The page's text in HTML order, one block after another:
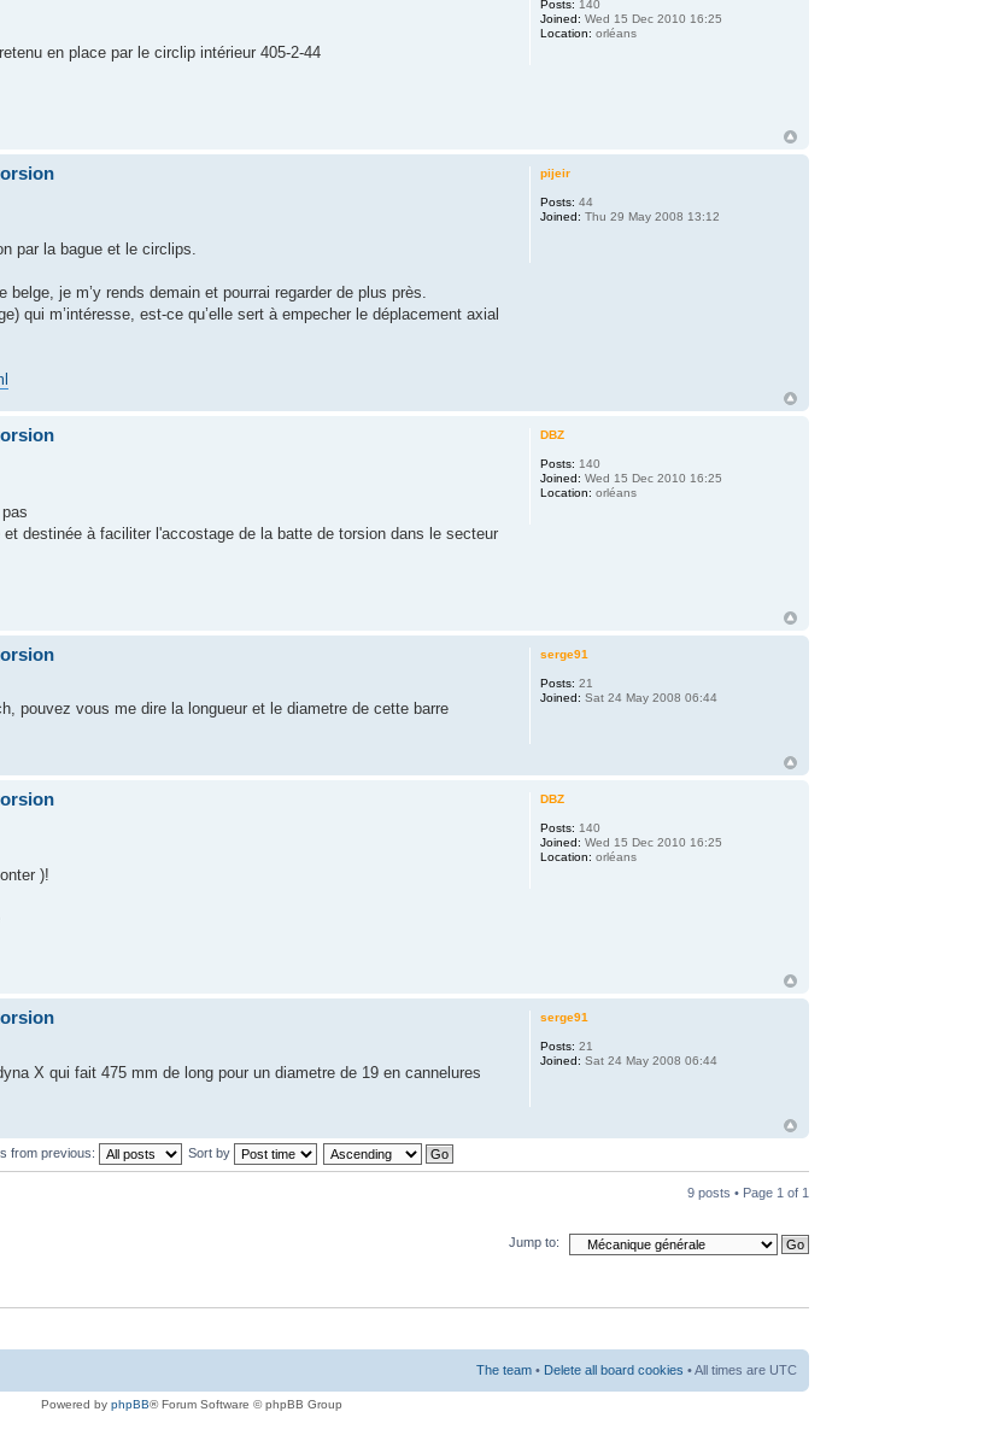
en place par le circlip intérieur 405-2-44
Posts: 140
Joined: Wed 15 Dec 2010 16:25
Location: orléans
par la bague et le circlips.
je m’y rends demain et pourrai regarder de plus près.
qui m’intéresse, est-ce qu’elle sert à empecher le déplacement axial
pijeir
Posts: 44
Joined: Thu 29 May 2008 13:12
destinée à faciliter l'accostage de la batte de torsion dans le secteur
DBZ
Posts: 140
Joined: Wed 15 Dec 2010 16:25
Location: orléans
pouvez vous me dire la longueur et le diametre de cette barre
serge91
Posts: 21
Joined: Sat 24 May 2008 06:44
)!
DBZ
Posts: 140
Joined: Wed 15 Dec 2010 16:25
Location: orléans
X qui fait 475 mm de long pour un diametre de 19 en cannelures
serge91
Posts: 21
Joined: Sat 24 May 2008 06:44
from previous: Sort by
9 posts • Page 1 of 1
Jump to:
The team • Delete all board cookies • All times are UTC
Powered by phpBB® Forum Software © phpBB Group